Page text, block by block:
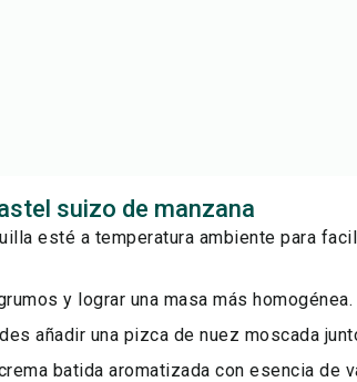
suizo de manzana
esté a temperatura ambiente para
y lograr una masa más homogénea.
añadir una pizca de nuez moscada
batida aromatizada con esencia de